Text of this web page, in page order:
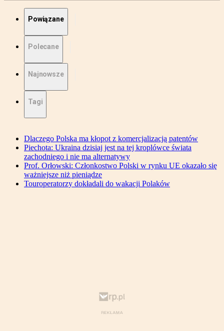
Powiązane
Polecane
Najnowsze
Tagi
Dlaczego Polska ma kłopot z komercjalizacją patentów
Piechota: Ukraina dzisiaj jest na tej kroplówce świata
zachodniego i nie ma alternatywy
Prof. Orłowski: Członkostwo Polski w rynku UE okazało się
ważniejsze niż pieniądze
Touroperatorzy dokładali do wakacji Polaków